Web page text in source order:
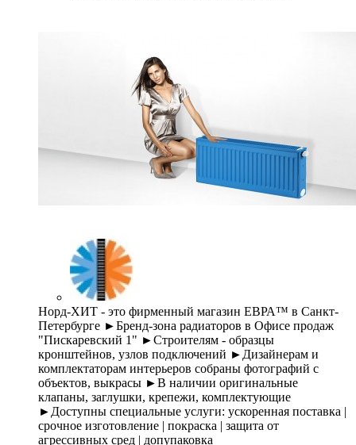
Норд-ХИТ - это фирменный магазин ЕВРА™ в Санкт-
Петербурге ►Бренд-зона радиаторов в Офисе продаж
"Пискаревский 1" ►Строителям - образцы
кронштейнов, узлов подключений ►Дизайнерам и
комплектаторам интерьеров собраны фотографий с
объектов, выкрасы ►В наличии оригинальные
клапаны, заглушки, крепежи, комплектующие
►Доступны специальные услуги: ускоренная поставка |
срочное изготовление | покраска | защита от
агрессивных сред | допупаковка